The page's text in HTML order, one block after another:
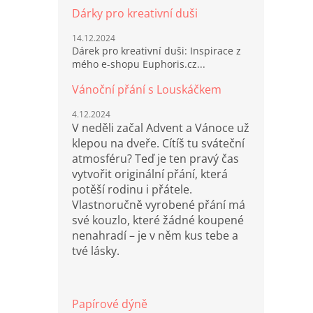
Dárky pro kreativní duši
14.12.2024
Dárek pro kreativní duši: Inspirace z
mého e-shopu Euphoris.cz...
Vánoční přání s Louskáčkem
4.12.2024
V neděli začal Advent a Vánoce už
klepou na dveře. Cítíš tu sváteční
atmosféru? Teď je ten pravý čas
vytvořit originální přání, která
potěší rodinu i přátele.
Vlastnoručně vyrobené přání má
své kouzlo, které žádné koupené
nenahradí – je v něm kus tebe a
tvé lásky.
Papírové dýně